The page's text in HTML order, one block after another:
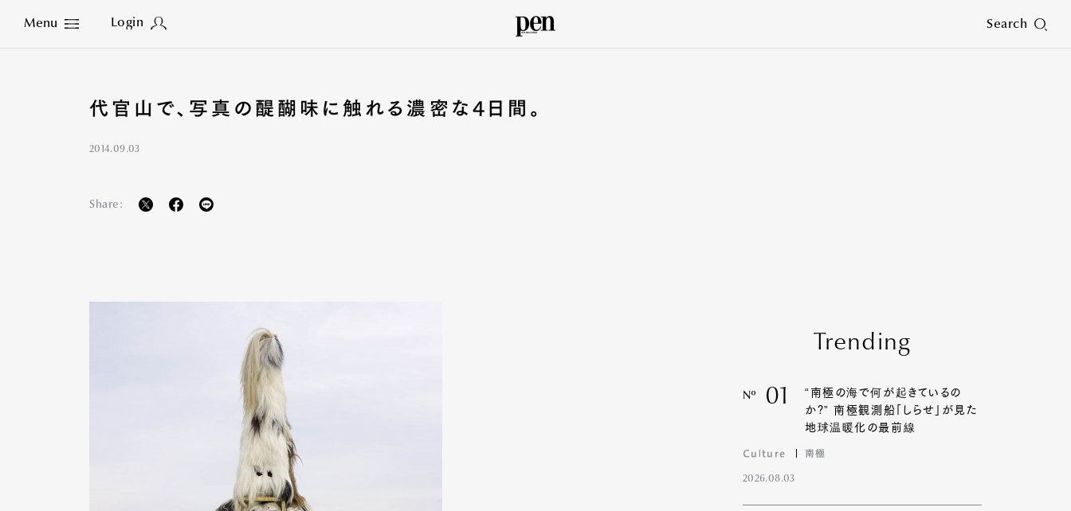
Menu Login Search
Close
代官山で、写真の醍醐味に触れる濃密な4日間。
2014.09.03
Share:
Trending
Nº 01
“南極の海で何が起きているの
か?” 南極観測船「しらせ」が見た
地球温暖化の最前線
Culture 南極
2026.08.03